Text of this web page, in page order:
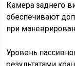
Камера заднего
обеспечивают
при
Уровень